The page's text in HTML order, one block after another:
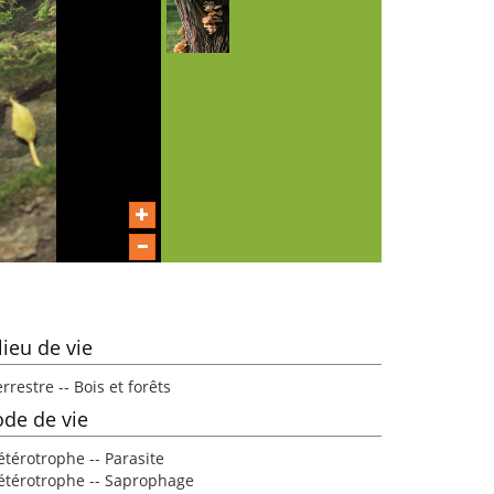
de vie
-- Bois et forêts
de vie
-- Parasite
-- Saprophage